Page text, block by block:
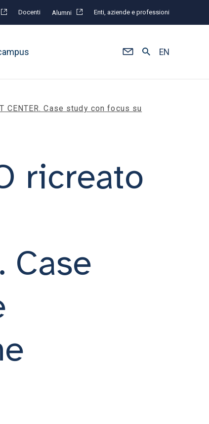
Docenti Alumni Enti, aziende e professioni
EN
CENTER. Case study con focus su
ricreato
Case